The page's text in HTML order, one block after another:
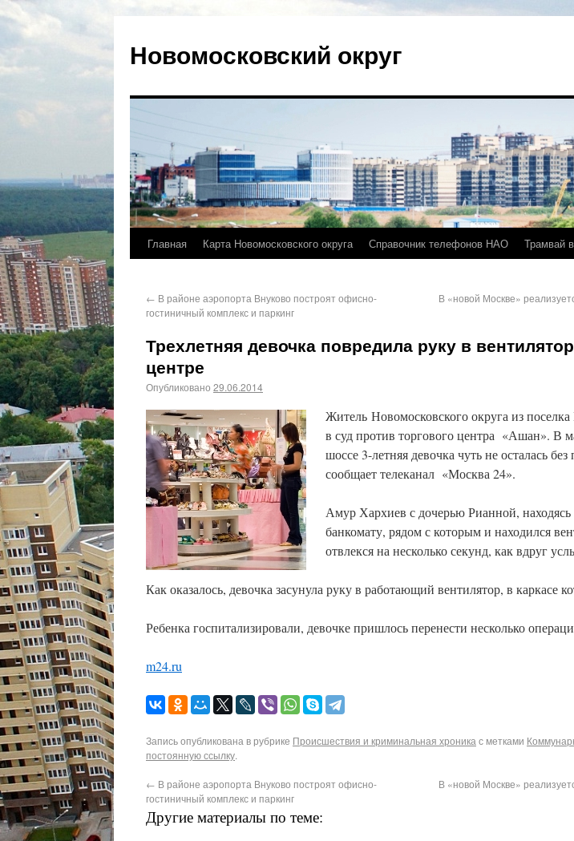
Новомосковский округ
Главная Карта Новомосковского округа Справочник телефонов НАО Трамвай
← В районе аэропорта Внуково построят офисно-
гостиничный комплекс и паркинг
В «новой Москве»
Трехлетняя девочка повредила руку в
центре
Опубликовано 29.06.2014
Житель Новомосковского округа из
в суд против торгового центра «Ашан». В
шоссе 3-летняя девочка чуть не осталась
сообщает телеканал «Москва 24».
Амур Хархиев с дочерью Рианной,
банкомату, рядом с которым и находился
отвлекся на несколько секунд, как вдруг
Как оказалось, девочка засунула руку в работающий вентилятор, в каркасе
Ребенка госпитализировали, девочке пришлось перенести несколько
m24.ru
Запись опубликована в рубрике Происшествия и криминальная хроника с метками
постоянную ссылку.
← В районе аэропорта Внуково построят офисно-
гостиничный комплекс и паркинг
В «новой Москве»
Другие материалы по теме: